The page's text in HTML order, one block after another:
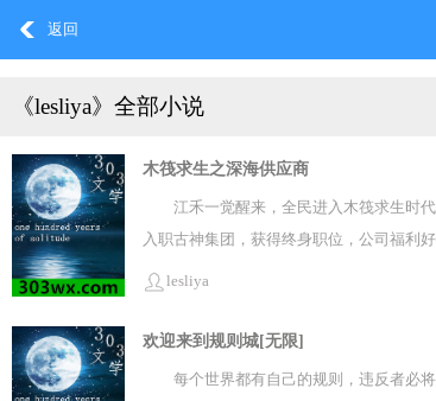
返回
《lesliya》全部小说
木筏求生之深海供应商
江禾一觉醒来，全民进入木筏求生时
入职古神集团，获得终身职位，公司福利
口粮。 -食用后可小幅提升水下舒适度，
果的求生者们：“汪汪！”
lesliya
欢迎来到规则城[无限]
每个世界都有自己的规则，违反者必